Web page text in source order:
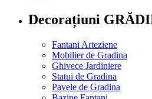
Decorațiuni
Fantani Arteziene
Mobilier de Gradina
Ghivece Jardiniere
Statui de Gradina
Pavele de Gradina